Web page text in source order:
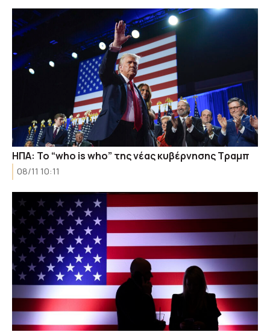
ΗΠΑ: Το “who is who” της νέας κυβέρνησης Τραμπ
08/11 10:11